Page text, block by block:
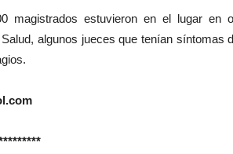
magistrados estuvieron en el lugar en
algunos jueces que tenían síntomas